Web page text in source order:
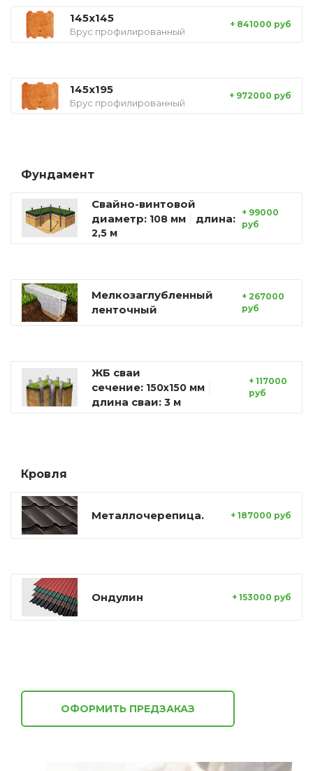
145x145
Брус профилированный
+ 841000 руб
145x195
Брус профилированный
+ 972000 руб
Фундамент
Свайно-винтовой
диаметр: 108 мм длина:
2,5 м
+ 99000
руб
Мелкозаглубленный
ленточный
+ 267000
руб
ЖБ сваи
сечение: 150х150 мм
длина сваи: 3 м
+ 117000
руб
Кровля
Металлочерепица. + 187000 руб
Ондулин + 153000 руб
ОФОРМИТЬ ПРЕДЗАКАЗ